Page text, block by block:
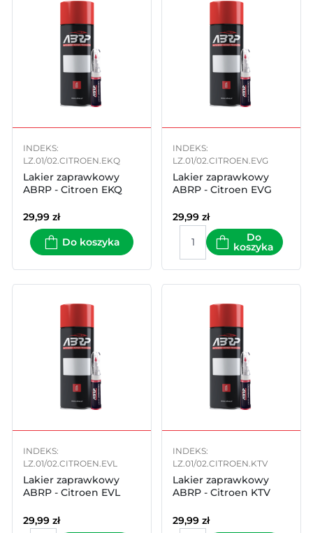
INDEKS:
LZ.01/02.CITROEN.EKQ
Lakier zaprawkowy
ABRP - Citroen EKQ
29,99 zł
Do koszyka
INDEKS:
LZ.01/02.CITROEN.EVG
Lakier zaprawkowy
ABRP - Citroen EVG
29,99 zł
Do
koszyka
INDEKS:
LZ.01/02.CITROEN.EVL
Lakier zaprawkowy
ABRP - Citroen EVL
29,99 zł
INDEKS:
LZ.01/02.CITROEN.KTV
Lakier zaprawkowy
ABRP - Citroen KTV
29,99 zł